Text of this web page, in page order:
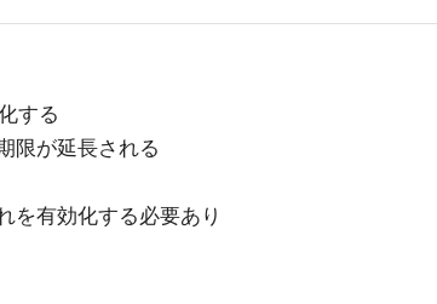
する
限が延長される
を有効化する必要あり